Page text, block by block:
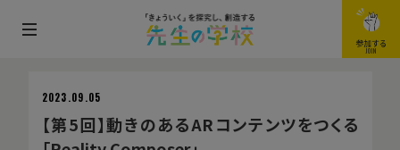
メ
参加する
JOIN
2023.09.05
【第5回】動きのあるARコンテンツをつくる